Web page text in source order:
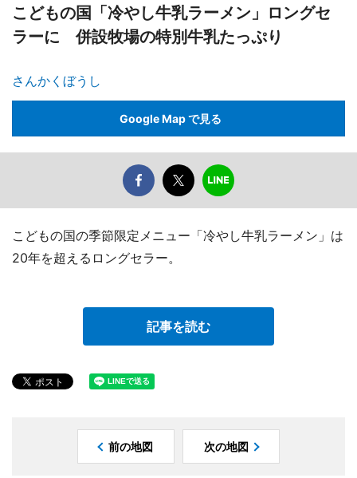
こどもの国「冷やし牛乳ラーメン」ロングセ
ラーに 併設牧場の特別牛乳たっぷり
さんかくぼうし
Google Map で見る
こどもの国の季節限定メニュー「冷やし牛乳ラーメン」は
20年を超えるロングセラー。
記事を読む
前の地図 次の地図